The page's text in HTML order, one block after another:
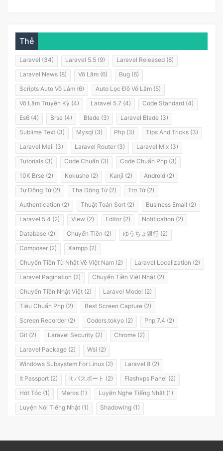
Thẻ
Laravel (34) Laravel 5.5 (9)
Laravel Released (8)
Laravel News (8)
Võ Lâm (6)
Bug (6)
Scripts Auto Võ Lâm (6)
Auto Lọc Đồ Võ Lâm (5)
Võ Lâm Truyền Kỳ (4)
Laravel 5.7 (4)
Code Standard (4)
Es6 (4)
Brse (4) Blade (3)
Laravel Blade (3)
Sublime Text (3)
Mysql (3) Php (3)
Tips And Tricks (3)
Laravel Mail (3)
Laravel Router (3)
Laravel Mix (3)
Tutorials (3)
Code Chuẩn (3)
Code Chuẩn Php (3)
10K Brse (2)
Kokusho (2) Kanji (2)
Android (2)
Tự Động Từ (2)
Tha Động Từ (2)
Trợ Từ (2)
Authentication (2)
Thuật Toán Sort (2)
Business Email (2)
Laravel 5.4 (2)
View (2) Editor (2)
Notification (2)
Database (2)
Chuyển Tiền (2)
ゆうちょ銀行 (2)
Composer (2)
Xampp (2)
Chuyển Tiền Từ Nhật Về Việt Nam (2)
Laravel Localization (2)
Laravel Pagination (2)
Chuyển Tiền Việt Nhật (2)
Chuyển Tiền Nhật Việt (2)
Laravel Model (2)
Tiêu Chuẩn Php (2)
Best Screen Capture (2)
Screen Recorder (2)
Coders.tokyo (2)
Php 7.4 (2)
Git (2)
Laravel Security (2)
Chrome (2)
Laravel Package (2)
Wsl (2)
Windows Subsystem For Linux (2)
Laravel 8 (2)
It Passport (2)
It パスポート (2)
Flashvps Panel (2)
Hớt Tóc (1)
Meros (1)
Luyện Nghe Tiếng Nhật (1)
Luyện Nói Tiếng Nhật (1)
Shadowing (1)